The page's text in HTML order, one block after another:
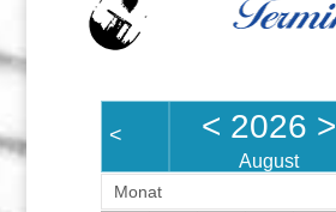
< < 2026 >
August
Monat